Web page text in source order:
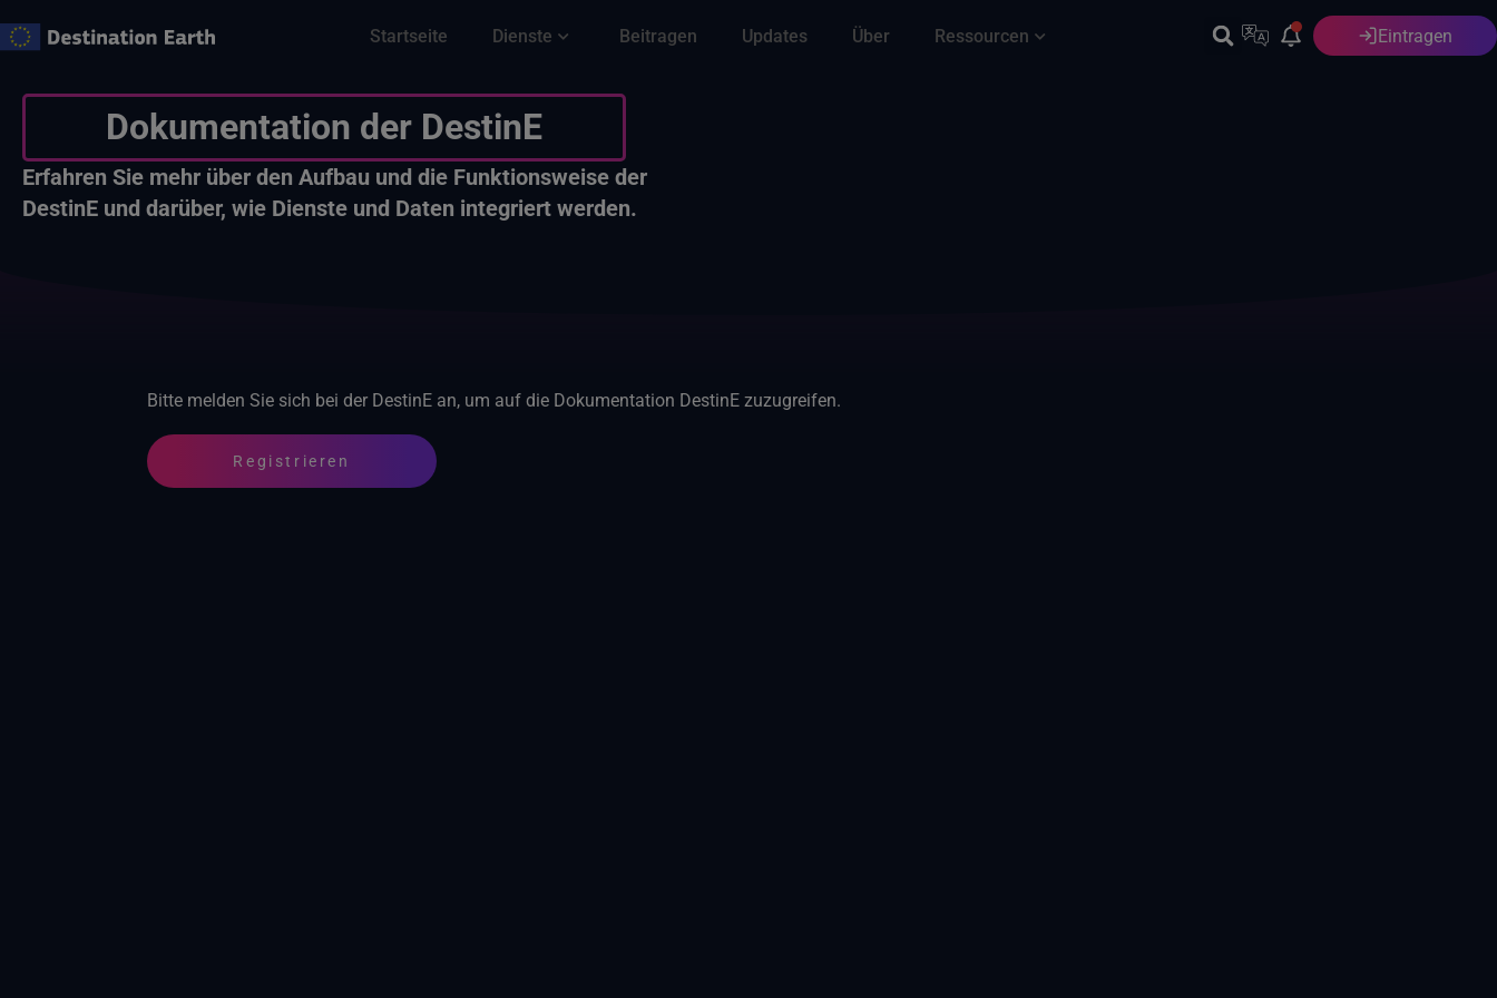
Inhalt
Startseite Dienste Beitragen Updates Über Ressourcen Deutsch Eintragen
Dokumentation der DestinE
Erfahren Sie mehr über den Aufbau und die Funktionsweise der
DestinE und darüber, wie Dienste und Daten integriert werden.
Bitte melden Sie sich bei der DestinE an, um auf die Dokumentation DestinE zuzugreifen.
Registrieren